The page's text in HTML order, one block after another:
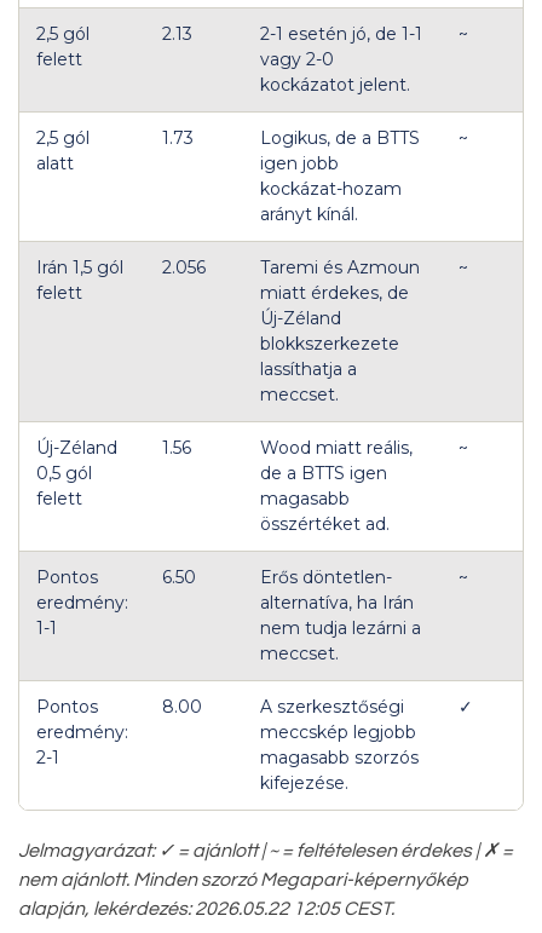
2,5 gól
felett
2.13
2-1 esetén jó, de 1-1
vagy 2-0
kockázatot jelent.
~
2,5 gól
alatt
1.73
Logikus, de a BTTS
igen jobb
kockázat-hozam
arányt kínál.
~
Irán 1,5 gól
felett
2.056
Taremi és Azmoun
miatt érdekes, de
Új-Zéland
blokkszerkezete
lassíthatja a
meccset.
~
Új-Zéland
0,5 gól
felett
1.56
Wood miatt reális,
de a BTTS igen
magasabb
összértéket ad.
~
Pontos
eredmény:
1-1
6.50
Erős döntetlen-
alternatíva, ha Irán
nem tudja lezárni a
meccset.
~
Pontos
eredmény:
2-1
8.00
A szerkesztőségi
meccskép legjobb
magasabb szorzós
kifejezése.
✓
Jelmagyarázat: ✓ = ajánlott | ~ = feltételesen érdekes | ✗ =
nem ajánlott. Minden szorzó Megapari-képernyőkép
alapján, lekérdezés: 2026.05.22 12:05 CEST.